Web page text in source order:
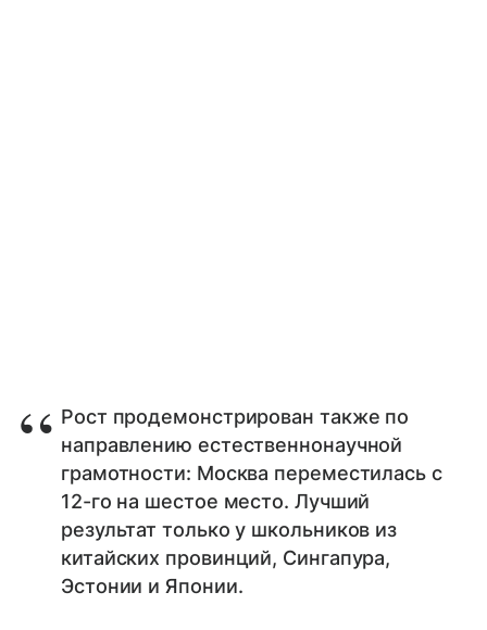
Рост продемонстрирован также по
направлению естественнонаучной
грамотности: Москва переместилась с
12-го на шестое место. Лучший
результат только у школьников из
китайских провинций, Сингапура,
Эстонии и Японии.